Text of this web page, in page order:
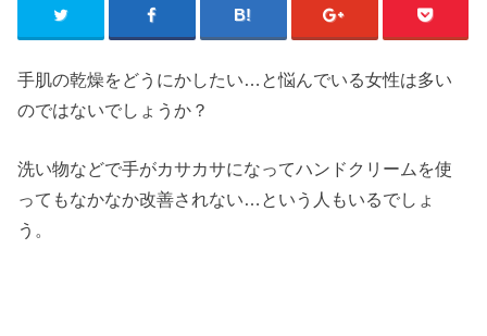
手肌の乾燥をどうにかしたい…と悩んでいる女性は多い
のではないでしょうか？
洗い物などで手がカサカサになってハンドクリームを使
ってもなかなか改善されない…という人もいるでしょ
う。